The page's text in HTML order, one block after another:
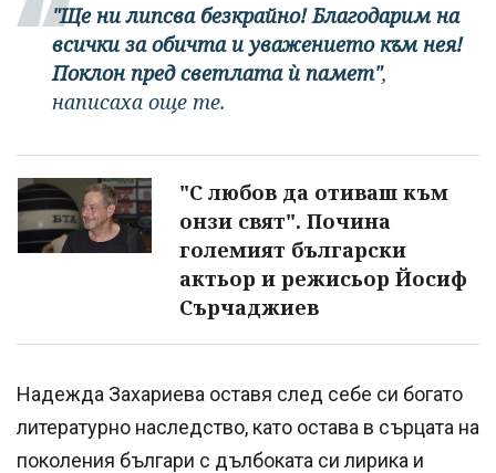
"Ще ни липсва безкрайно! Благодарим на
всички за обичта и уважението към нея!
Поклон пред светлата ѝ памет",
написаха още те.
"С любов да отиваш към
онзи свят". Почина
големият български
актьор и режисьор Йосиф
Сърчаджиев
Надежда Захариева оставя след себе си богато
литературно наследство, като остава в сърцата на
поколения българи с дълбоката си лирика и